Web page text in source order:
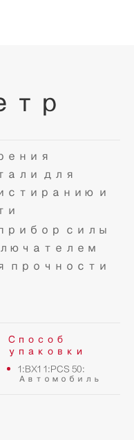
для
и
силы
прочности
Способ
упаковки
1:BX1 1:PCS 50:
Автомобиль